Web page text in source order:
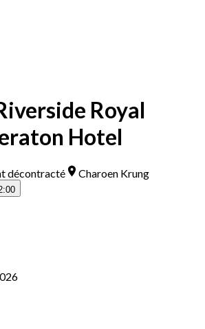
Royal
Hotel
décontracté Charoen Krung